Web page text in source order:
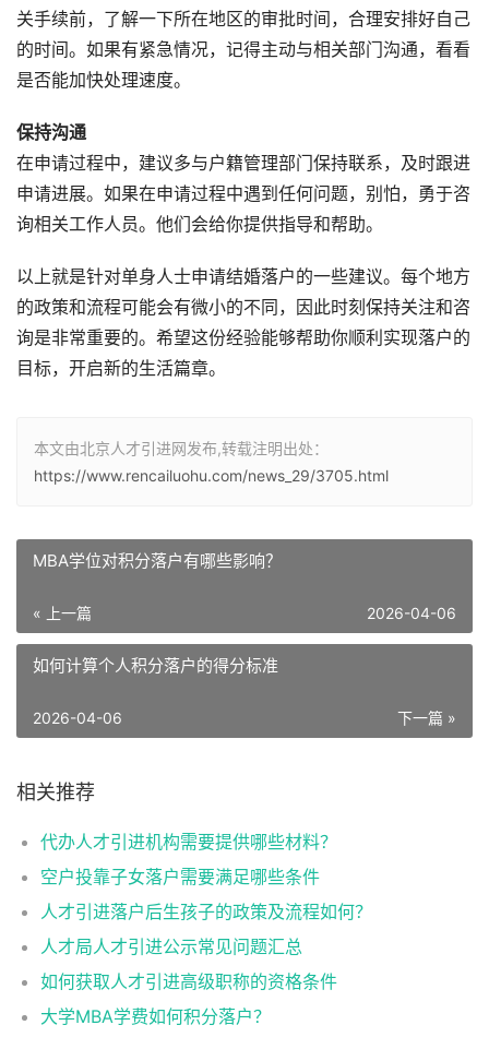
关手续前，了解一下所在地区的审批时间，合理安排好自己
的时间。如果有紧急情况，记得主动与相关部门沟通，看看
是否能加快处理速度。
保持沟通
在申请过程中，建议多与户籍管理部门保持联系，及时跟进
申请进展。如果在申请过程中遇到任何问题，别怕，勇于咨
询相关工作人员。他们会给你提供指导和帮助。
以上就是针对单身人士申请结婚落户的一些建议。每个地方
的政策和流程可能会有微小的不同，因此时刻保持关注和咨
询是非常重要的。希望这份经验能够帮助你顺利实现落户的
目标，开启新的生活篇章。
本文由北京人才引进网发布,转载注明出处：
https://www.rencailuohu.com/news_29/3705.html
MBA学位对积分落户有哪些影响？
« 上一篇 2026-04-06
如何计算个人积分落户的得分标准
下一篇 »
2026-04-06
相关推荐
代办人才引进机构需要提供哪些材料？
空户投靠子女落户需要满足哪些条件
人才引进落户后生孩子的政策及流程如何？
人才局人才引进公示常见问题汇总
如何获取人才引进高级职称的资格条件
大学MBA学费如何积分落户？